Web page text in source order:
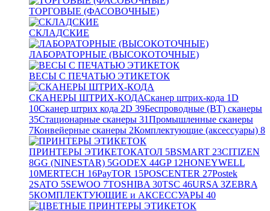
ТОРГОВЫЕ (ФАСОВОЧНЫЕ)
СКЛАДСКИЕ
ЛАБОРАТОРНЫЕ (ВЫСОКОТОЧНЫЕ)
ВЕСЫ С ПЕЧАТЬЮ ЭТИКЕТОК
СКАНЕРЫ ШТРИХ-КОДАСканер штрих-кода 1D
10Сканер штрих кода 2D 39Беспроводные (BT) сканеры
35Стационарные сканеры 31Промышленные сканеры
7Конвейерные сканеры 2Комплектующие (аксессуары) 8
ПРИНТЕРЫ ЭТИКЕТОКАТОЛ 5BSMART 23CITIZEN
8GG (NINESTAR) 5GODEX 44GP12HONEYWELL
10MERTECH 16PayTOR 15POSCENTER 27Postek
2SATO 5SEWOO 7TOSHIBA 30TSC 46URSA 3ZEBRA
5КОМПЛЕКТУЮЩИЕ и АКСЕССУАРЫ 40